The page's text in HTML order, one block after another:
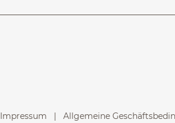
Impressum Allgemeine